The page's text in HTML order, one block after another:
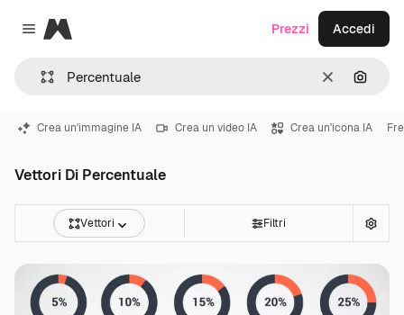
Close menu
Magnific
CancellaCerca
Prezzi Accedi
Crea un'immagine IA Crea un video IA Crea un'icona IA
Vettori Di Percentuale
Vettori Filtri